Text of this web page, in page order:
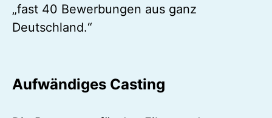
„fast 40 Bewerbungen aus ganz
Deutschland.“
Aufwändiges Casting